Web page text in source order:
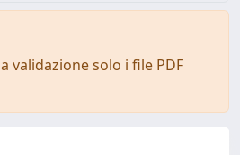
validazione solo i file PDF